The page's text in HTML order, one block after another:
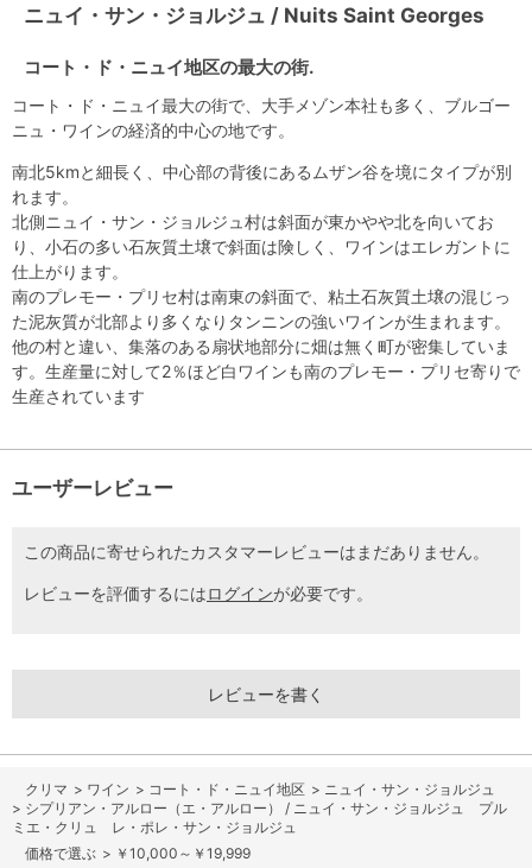
ニュイ・サン・ジョルジュ / Nuits Saint Georges
コート・ド・ニュイ地区の最大の街.
コート・ド・ニュイ最大の街で、大手メゾン本社も多く、ブルゴー
ニュ・ワインの経済的中心の地です。
南北5kmと細長く、中心部の背後にあるムザン谷を境にタイプが別
れます。
北側ニュイ・サン・ジョルジュ村は斜面が東かやや北を向いてお
り、小石の多い石灰質土壌で斜面は険しく、ワインはエレガントに
仕上がります。
南のプレモー・プリセ村は南東の斜面で、粘土石灰質土壌の混じっ
た泥灰質が北部より多くなりタンニンの強いワインが生まれます。
他の村と違い、集落のある扇状地部分に畑は無く町が密集していま
す。生産量に対して2％ほど白ワインも南のプレモー・プリセ寄りで
生産されています
ユーザーレビュー
この商品に寄せられたカスタマーレビューはまだありません。
レビューを評価するにはログインが必要です。
レビューを書く
> ワイン > コート・ド・ニュイ地区 > ニュイ・サン・ジョルジュ
> シプリアン・アルロー（エ・アルロー） / ニュイ・サン・ジョルジュ プル
ミエ・クリュ レ・ポレ・サン・ジョルジュ
> ￥10,000～￥19,999